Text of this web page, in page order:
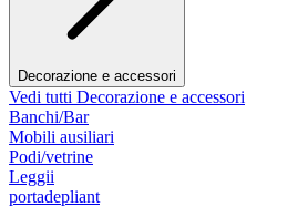
Decorazione e accessori
Vedi tutti Decorazione e accessori
Banchi/Bar
Mobili ausiliari
Podi/vetrine
Leggii
portadepliant